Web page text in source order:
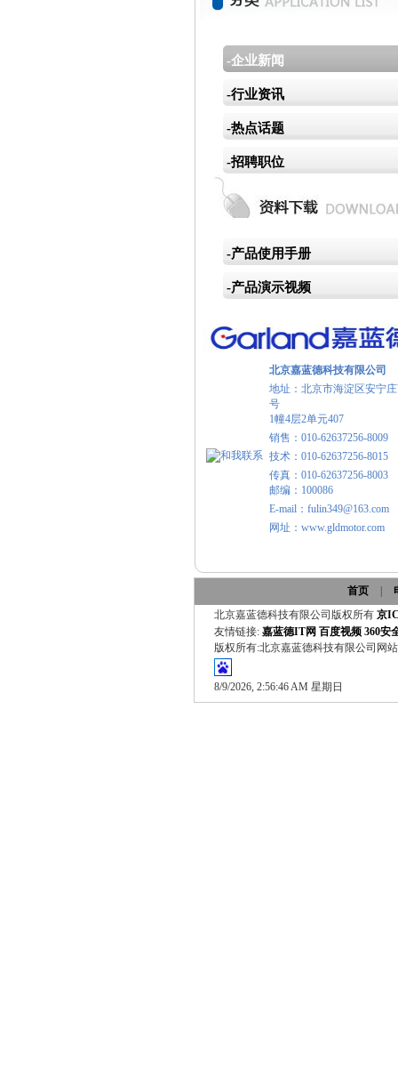
-企业新闻
-行业资讯
-热点话题
-招聘职位
-产品使用手册
-产品演示视频
北京嘉蓝德科技有限公司
地址：北京市海淀区安宁
号
1幢4层2单元407
销售：010-62637256-8009
技术：010-62637256-8015
传真：010-62637256-8003
邮编：100086
E-mail：fulin349@163.com
网址：www.gldmotor.com
首页
北京嘉蓝德科技有限公司版权所有 京
友情链接: 嘉蓝德IT网 百度视频 360安
版权所有:北京嘉蓝德科技有限公司网
8/9/2026, 2:56:47 AM 星期日